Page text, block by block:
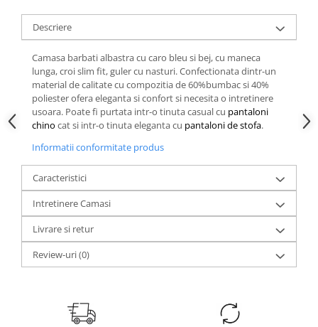
Descriere
Camasa barbati albastra cu caro bleu si bej, cu maneca
lunga, croi slim fit, guler cu nasturi. Confectionata dintr-un
material de calitate cu compozitia de 60%bumbac si 40%
poliester ofera eleganta si confort si necesita o intretinere
usoara. Poate fi purtata intr-o tinuta casual cu pantaloni
chino cat si intr-o tinuta eleganta cu pantaloni de stofa.
Informatii conformitate produs
Caracteristici
Intretinere Camasi
Livrare si retur
Review-uri(0)